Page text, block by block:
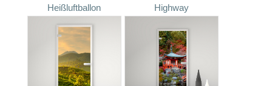
Heißluftballon Highway